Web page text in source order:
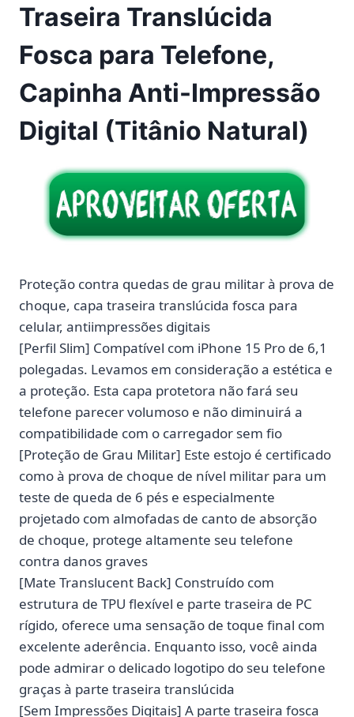
Traseira Translúcida
Fosca para Telefone,
Capinha Anti-Impressão
Digital (Titânio Natural)
Proteção contra quedas de grau militar à prova de
choque, capa traseira translúcida fosca para
celular, antiimpressões digitais
[Perfil Slim] Compatível com iPhone 15 Pro de 6,1
polegadas. Levamos em consideração a estética e
a proteção. Esta capa protetora não fará seu
telefone parecer volumoso e não diminuirá a
compatibilidade com o carregador sem fio
[Proteção de Grau Militar] Este estojo é certificado
como à prova de choque de nível militar para um
teste de queda de 6 pés e especialmente
projetado com almofadas de canto de absorção
de choque, protege altamente seu telefone
contra danos graves
[Mate Translucent Back] Construído com
estrutura de TPU flexível e parte traseira de PC
rígido, oferece uma sensação de toque final com
excelente aderência. Enquanto isso, você ainda
pode admirar o delicado logotipo do seu telefone
graças à parte traseira translúcida
[Sem Impressões Digitais] A parte traseira fosca